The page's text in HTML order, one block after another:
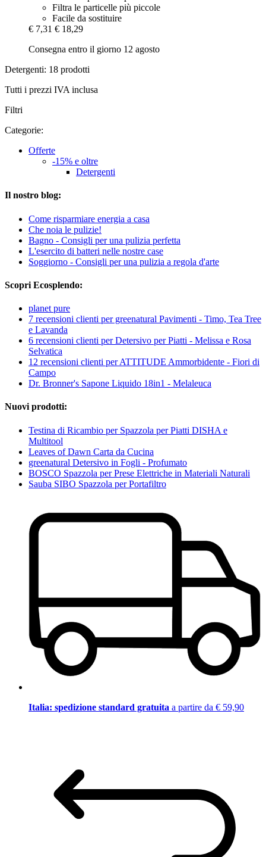
Filtra le particelle più piccole
Facile da sostituire
€ 7,31 € 18,29
Consegna entro il giorno 12 agosto
Detergenti: 18 prodotti
Tutti i prezzi IVA inclusa
Filtri
Categorie:
Offerte
-15% e oltre
Detergenti
Il nostro blog:
Come risparmiare energia a casa
Che noia le pulizie!
Bagno - Consigli per una pulizia perfetta
L'esercito di batteri nelle nostre case
Soggiorno - Consigli per una pulizia a regola d'arte
Scopri Ecosplendo:
planet pure
7 recensioni clienti per greenatural Pavimenti - Timo, Tea Tree
e Lavanda
6 recensioni clienti per Detersivo per Piatti - Melissa e Rosa
Selvatica
12 recensioni clienti per ATTITUDE Ammorbidente - Fiori di
Campo
Dr. Bronner's Sapone Liquido 18in1 - Melaleuca
Nuovi prodotti:
Testina di Ricambio per Spazzola per Piatti DISHA e
Multitool
Leaves of Dawn Carta da Cucina
greenatural Detersivo in Fogli - Profumato
BOSCO Spazzola per Prese Elettriche in Materiali Naturali
Sauba SIBO Spazzola per Portafiltro
Italia: spedizione standard gratuita a partire da € 59,90